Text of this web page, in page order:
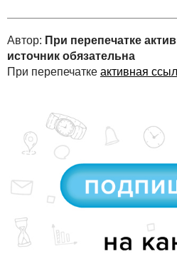
Автор: При перепечатке
источник обязательна
При перепечатке активная